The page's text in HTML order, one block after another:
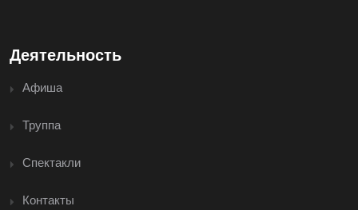
Деятельность
Афиша
Труппа
Спектакли
Контакты